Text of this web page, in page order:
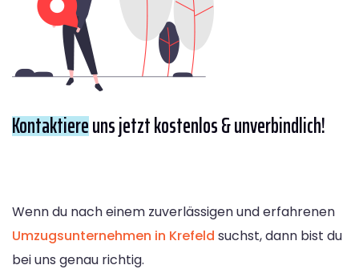
Kontaktiereuns jetzt kostenlos & unverbindlich!
Wenn du nach einem zuverlässigen und erfahrenen
Umzugsunternehmen in Krefeld suchst, dann bist du
bei uns genau richtig.